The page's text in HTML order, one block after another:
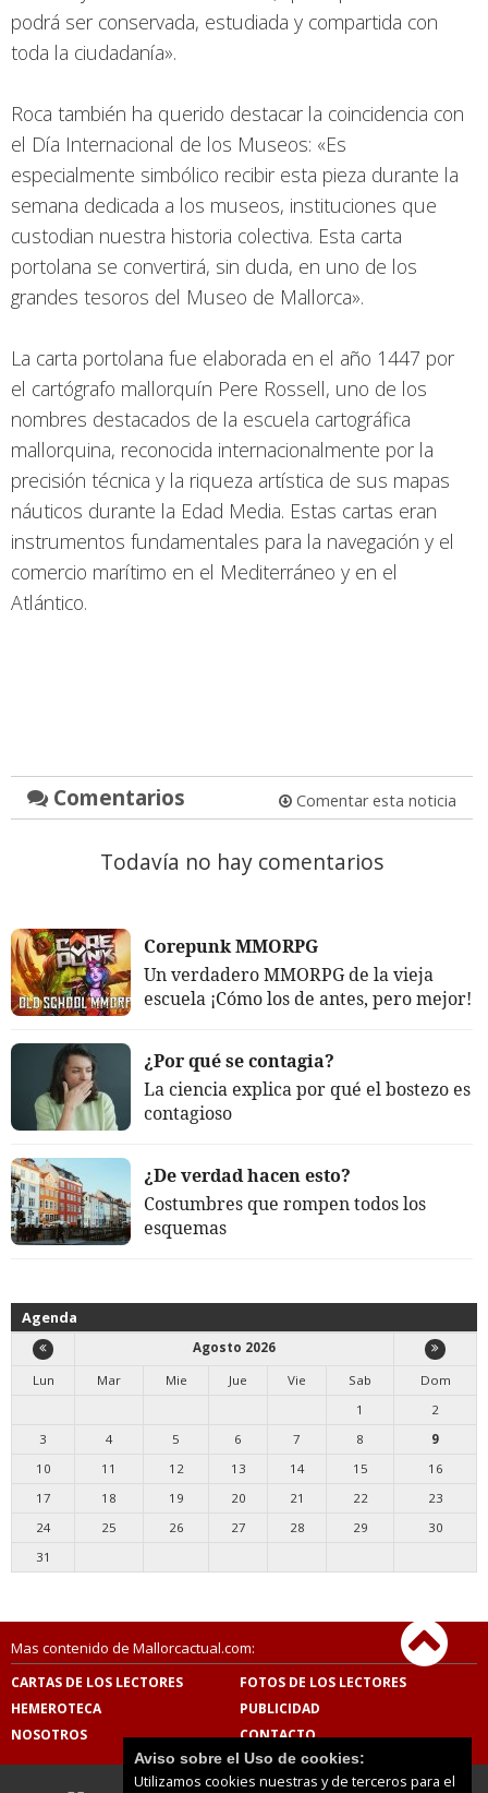
podrá ser conservada, estudiada y compartida con
toda la ciudadanía».
Roca también ha querido destacar la coincidencia con
el Día Internacional de los Museos: «Es
especialmente simbólico recibir esta pieza durante la
semana dedicada a los museos, instituciones que
custodian nuestra historia colectiva. Esta carta
portolana se convertirá, sin duda, en uno de los
grandes tesoros del Museo de Mallorca».
La carta portolana fue elaborada en el año 1447 por
el cartógrafo mallorquín Pere Rossell, uno de los
nombres destacados de la escuela cartográfica
mallorquina, reconocida internacionalmente por la
precisión técnica y la riqueza artística de sus mapas
náuticos durante la Edad Media. Estas cartas eran
instrumentos fundamentales para la navegación y el
comercio marítimo en el Mediterráneo y en el
Atlántico.
Comentarios Comentar esta noticia
Todavía no hay comentarios
Corepunk MMORPG
Un verdadero MMORPG de la vieja
escuela ¡Cómo los de antes, pero mejor!
¿Por qué se contagia?
La ciencia explica por qué el bostezo es
contagioso
¿De verdad hacen esto?
Costumbres que rompen todos los
esquemas
Agenda
Agosto 2026
Lun
Mar Mie Jue Vie Sab
Dom
1
2
3
4 5 6 7 8
9
10
11 12 13 14 15
16
17
18 19 20 21 22
23
24
25 26 27 28 29
30
31
Mas contenido de Mallorcactual.com:
CARTAS DE LOS LECTORES
FOTOS DE LOS LECTORES
HEMEROTECA
PUBLICIDAD
NOSOTROS
CONTACTO
Aviso sobre el Uso de cookies:
Utilizamos cookies nuestras y de terceros para el